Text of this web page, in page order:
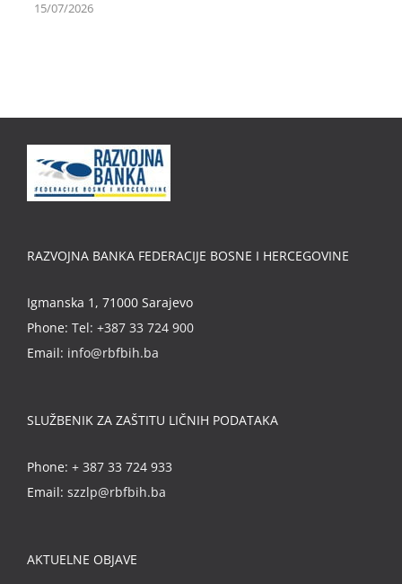
15/07/2026
RAZVOJNA BANKA FEDERACIJE BOSNE I HERCEGOVINE
Igmanska 1, 71000 Sarajevo
Phone: Tel: +387 33 724 900
Email: info@rbfbih.ba
SLUŽBENIK ZA ZAŠTITU LIČNIH PODATAKA
Phone: + 387 33 724 933
Email: szzlp@rbfbih.ba
AKTUELNE OBJAVE